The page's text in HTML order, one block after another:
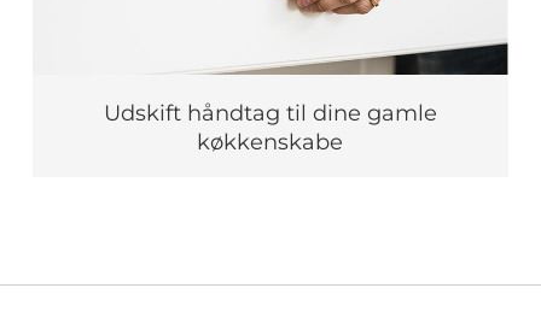
Udskift håndtag til dine gamle
køkkenskabe